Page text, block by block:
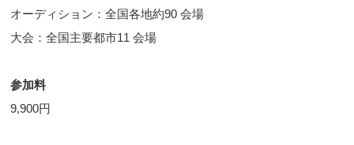
オーディション：全国各地約90 会場
大会：全国主要都市11 会場
参加料
9,900円